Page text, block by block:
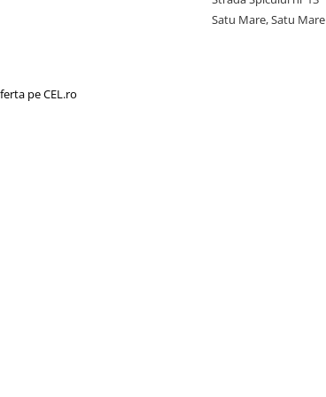
Satu Mare, Satu Mare
pe CEL.ro